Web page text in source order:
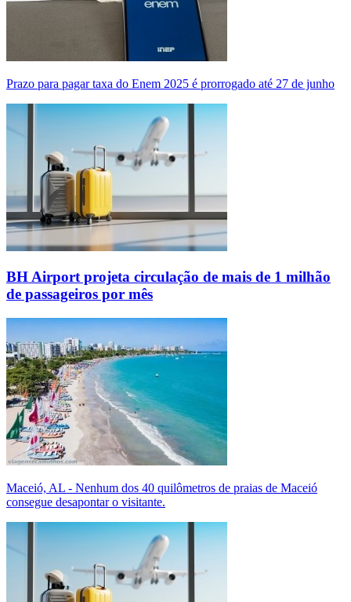
Prazo para pagar taxa do Enem 2025 é prorrogado até 27 de junho
BH Airport projeta circulação de mais de 1 milhão
de passageiros por mês
Maceió, AL - Nenhum dos 40 quilômetros de praias de Maceió
consegue desapontar o visitante.